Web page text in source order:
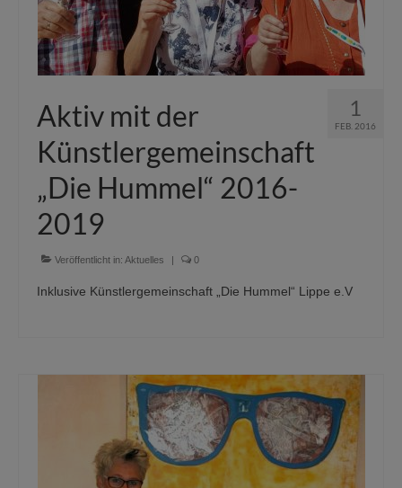
1
FEB. 2016
Aktiv mit der
Künstlergemeinschaft
„Die Hummel“ 2016-
2019
Veröffentlicht in: Aktuelles | 0
Inklusive Künstlergemeinschaft „Die Hummel“ Lippe e.V